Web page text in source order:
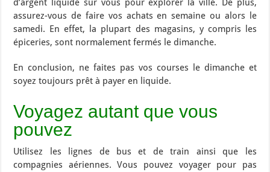
d’argent liquide sur vous pour explorer la ville. De plus,
assurez-vous de faire vos achats en semaine ou alors le
samedi. En effet, la plupart des magasins, y compris les
épiceries, sont normalement fermés le dimanche.
En conclusion, ne faites pas vos courses le dimanche et
soyez toujours prêt à payer en liquide.
Voyagez autant que vous
pouvez
Utilisez les lignes de bus et de train ainsi que les
compagnies aériennes. Vous pouvez voyager pour pas